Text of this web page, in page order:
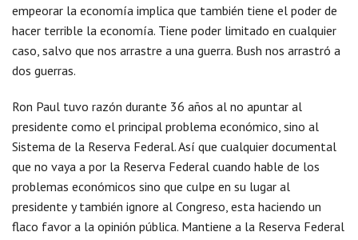
empeorar la economía implica que también tiene el poder de
hacer terrible la economía. Tiene poder limitado en cualquier
caso, salvo que nos arrastre a una guerra. Bush nos arrastró a
dos guerras.
Ron Paul tuvo razón durante 36 años al no apuntar al
presidente como el principal problema económico, sino al
Sistema de la Reserva Federal. Así que cualquier documental
que no vaya a por la Reserva Federal cuando hable de los
problemas económicos sino que culpe en su lugar al
presidente y también ignore al Congreso, esta haciendo un
flaco favor a la opinión pública. Mantiene a la Reserva Federal